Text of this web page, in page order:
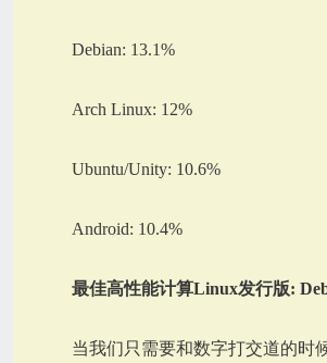
Debian: 13.1%
Arch Linux: 12%
Ubuntu/Unity: 10.6%
Android: 10.4%
最佳高性能计算Linux发行版:
当我们只需要和数字打交道的时